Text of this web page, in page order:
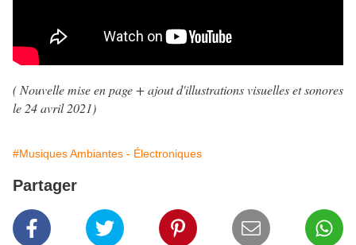
( Nouvelle mise en page + ajout d'illustrations visuelles et sonores
le 24 avril 2021)
#Musiques Ambiantes - Électroniques
Partager